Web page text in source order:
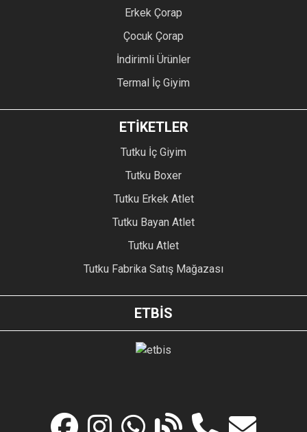
Erkek Çorap
Çocuk Çorap
İndirimli Ürünler
Termal İç Giyim
ETİKETLER
Tutku İç Giyim
Tutku Boxer
Tutku Erkek Atlet
Tutku Bayan Atlet
Tutku Atlet
Tutku Fabrika Satış Mağazası
ETBİS